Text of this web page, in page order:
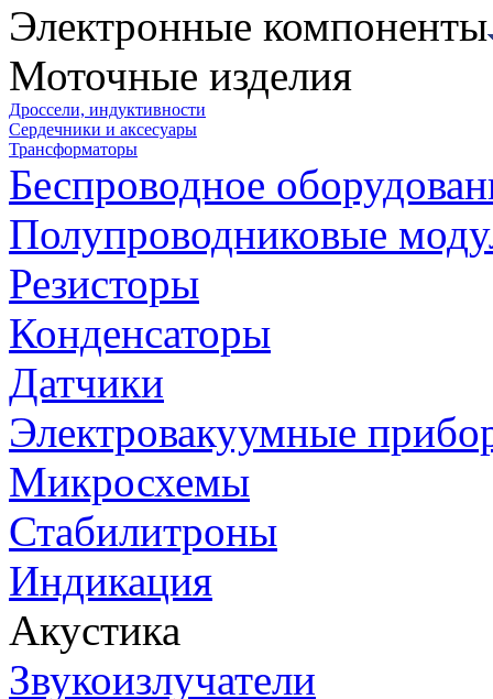
Электронные компоненты
Моточные изделия
Дроссели, индуктивности
Сердечники и аксесуары
Трансформаторы
Беспроводное
Полупроводниковые
Резисторы
Конденсаторы
Датчики
Электровакуумные
Микросхемы
Стабилитроны
Индикация
Акустика
Звукоизлучатели